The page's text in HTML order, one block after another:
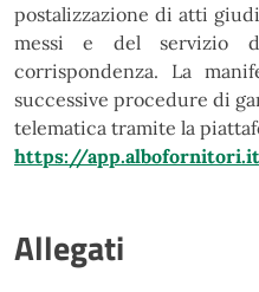
postalizzazione di atti
messi e del servizio
corrispondenza. La
successive procedure di
telematica tramite la
https://
Allegati